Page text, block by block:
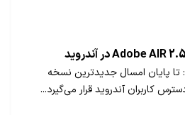
گروه خبری GSM: تا پایان امسال جدیدترین نسخه